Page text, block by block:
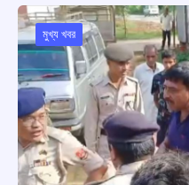
মুখ্য খবর